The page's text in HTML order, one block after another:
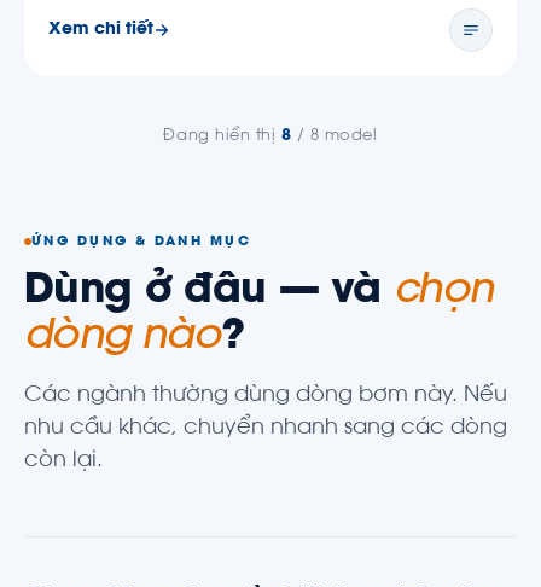
Xem chi tiết
Đang hiển thị 8 / 8 model
ỨNG DỤNG & DANH MỤC
Dùng ở đâu — và chọn
dòng nào?
Các ngành thường dùng dòng bơm này. Nếu
nhu cầu khác, chuyển nhanh sang các dòng
còn lại.